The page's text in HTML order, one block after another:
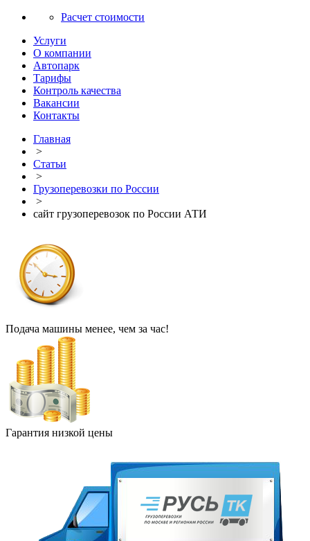
Расчет стоимости
Услуги
О компании
Автопарк
Тарифы
Контроль качества
Вакансии
Контакты
Главная
>
Статьи
>
Грузоперевозки по России
>
сайт грузоперевозок по России АТИ
Подача машины менее, чем за час!
Гарантия низкой цены